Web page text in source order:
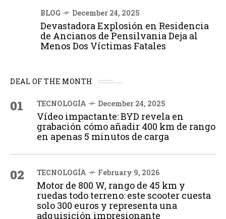
BLOG December 24, 2025
Devastadora Explosión en Residencia
de Ancianos de Pensilvania Deja al
Menos Dos Víctimas Fatales
DEAL OF THE MONTH
01 TECNOLOGÍA December 24, 2025
Vídeo impactante: BYD revela en
grabación cómo añadir 400 km de rango
en apenas 5 minutos de carga
02 TECNOLOGÍA February 9, 2026
Motor de 800 W, rango de 45 km y
ruedas todo terreno: este scooter cuesta
solo 300 euros y representa una
adquisición impresionante